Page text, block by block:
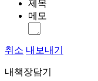
제목
메모
취소 내보내기
내책장담기